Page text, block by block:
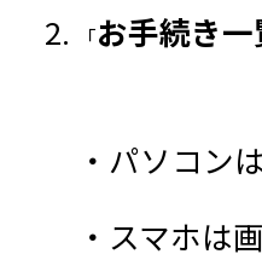
「お手続き一
・パソコン
・スマホは